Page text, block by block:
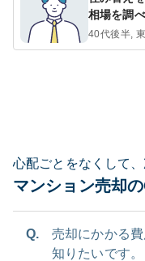
相場を調
40代後半,
心配ごとをなくして
マンション売却
Q.
売却にかかる
知りたいです。